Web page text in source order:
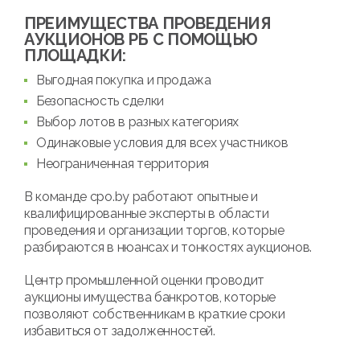
ПРЕИМУЩЕСТВА ПРОВЕДЕНИЯ
АУКЦИОНОВ РБ С ПОМОЩЬЮ
ПЛОЩАДКИ:
Выгодная покупка и продажа
Безопасность сделки
Выбор лотов в разных категориях
Одинаковые условия для всех участников
Неограниченная территория
В команде cpo.by работают опытные и
квалифицированные эксперты в области
проведения и организации торгов, которые
разбираются в нюансах и тонкостях аукционов.
Центр промышленной оценки проводит
аукционы имущества банкротов, которые
позволяют собственникам в краткие сроки
избавиться от задолженностей.